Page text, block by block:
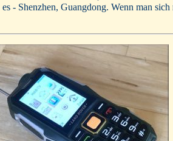
- Shenzhen, Guangdong. Wenn man